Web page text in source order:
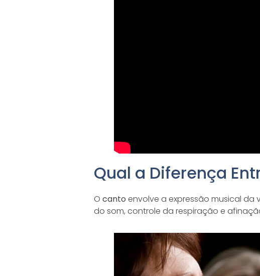
Qual a Diferença
O canto envolve a expressão musical da
do som, controle da respiração e